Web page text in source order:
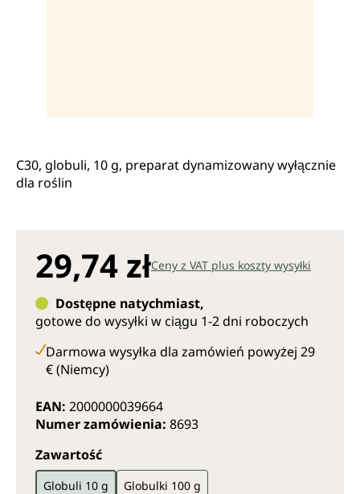
C30, globuli, 10 g, preparat dynamizowany wyłącznie
dla roślin
29,74 złCeny z VAT plus koszty wysyłki
Dostępne natychmiast,
gotowe do wysyłki w ciągu 1-2 dni roboczych
Darmowa wysyłka dla zamówień powyżej 29
€ (Niemcy)
EAN: 2000000039664
Numer zamówienia: 8693
Wybierz
Zawartość
Globuli 10 g
Globulki 100 g